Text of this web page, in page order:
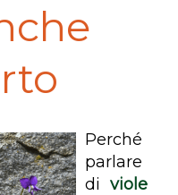
Perché
parlare
diviole